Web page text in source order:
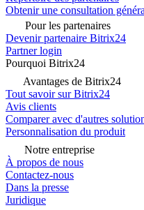
Obtenir une consultation
Pour les partenaires
Devenir partenaire Bitrix24
Partner login
Pourquoi Bitrix24
Avantages de Bitrix24
Tout savoir sur Bitrix24
Avis clients
Comparer avec d'autres
Personnalisation du produit
Notre entreprise
À propos de nous
Contactez-nous
Dans la presse
Juridique